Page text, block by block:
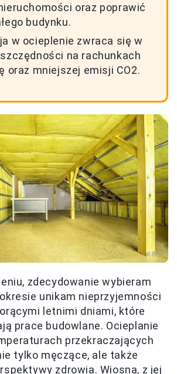
oraz poprawić
budynku.
w ocieplenie zwraca się w
na rachunkach
oraz mniejszej emisji CO2.
zdecydowanie wybieram
unikam nieprzyjemności
letnimi dniami, które
prace budowlane. Ocieplanie
przekraczających
tylko męczące, ale także
zdrowia. Wiosna, z jej